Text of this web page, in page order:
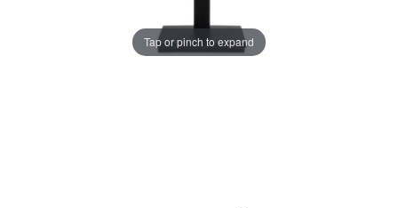
Tap or pinch to expand